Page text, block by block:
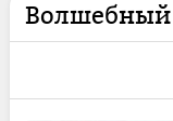
Волшебный